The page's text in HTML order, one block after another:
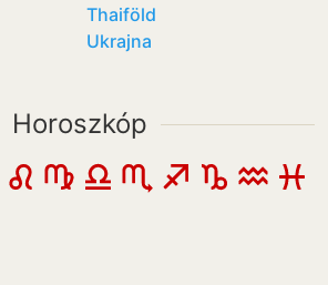
Thaiföld
Ukrajna
Horoszkóp